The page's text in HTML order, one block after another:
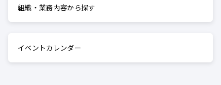
組織・業務内容から探す
イベントカレンダー